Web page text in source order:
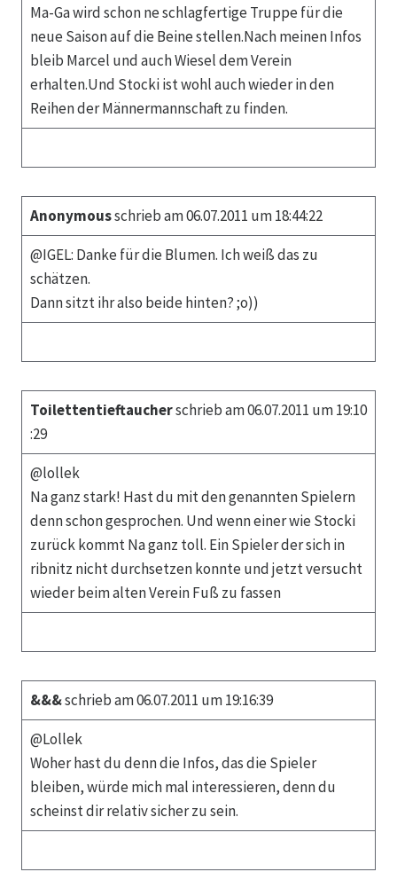
Ma-Ga wird schon ne schlagfertige Truppe für die
neue Saison auf die Beine stellen.Nach meinen Infos
bleib Marcel und auch Wiesel dem Verein
erhalten.Und Stocki ist wohl auch wieder in den
Reihen der Männermannschaft zu finden.
Anonymousschrieb am 06.07.2011 um 18:44:22
@IGEL: Danke für die Blumen. Ich weiß das zu
schätzen.
Dann sitzt ihr also beide hinten? ;o))
Toilettentieftaucherschrieb am 06.07.2011 um 19:10
:29
@lollek
Na ganz stark! Hast du mit den genannten Spielern
denn schon gesprochen. Und wenn einer wie Stocki
zurück kommt Na ganz toll. Ein Spieler der sich in
ribnitz nicht durchsetzen konnte und jetzt versucht
wieder beim alten Verein Fuß zu fassen
&&&schrieb am 06.07.2011 um 19:16:39
@Lollek
Woher hast du denn die Infos, das die Spieler
bleiben, würde mich mal interessieren, denn du
scheinst dir relativ sicher zu sein.